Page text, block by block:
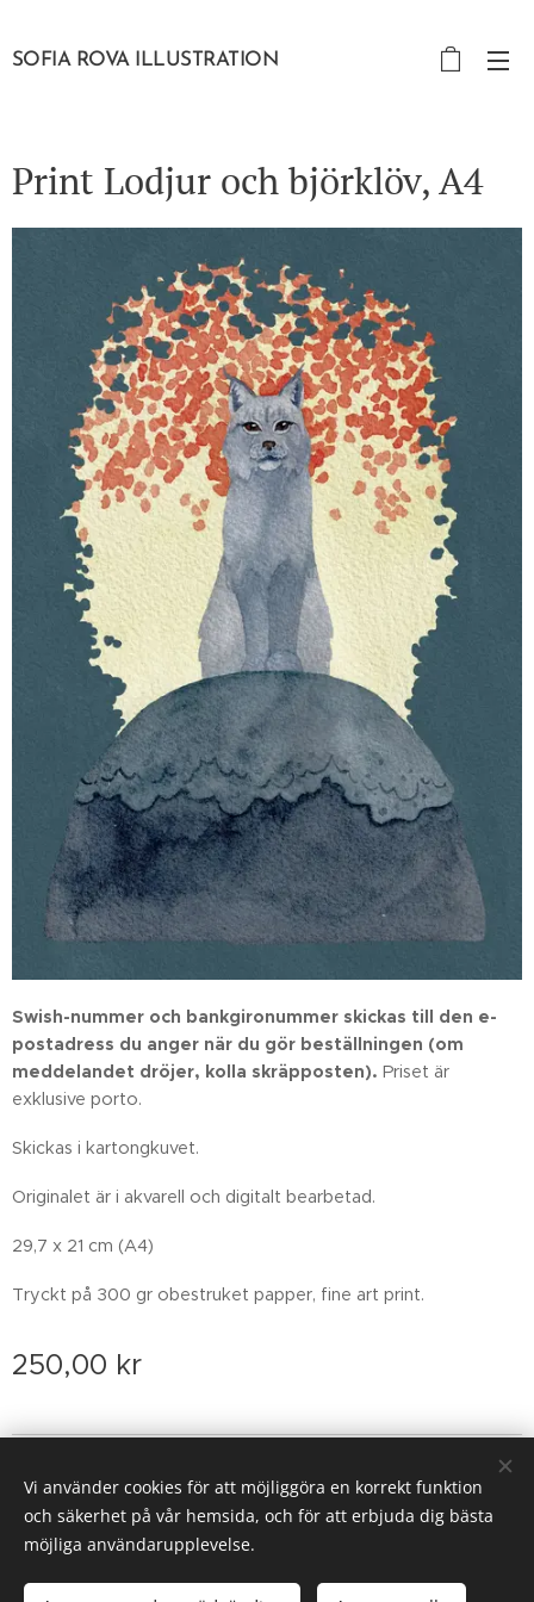
SOFIA ROVA ILLUSTRATION
Print Lodjur och björklöv, A4
Swish-nummer och bankgironummer skickas till den e-
postadress du anger när du gör beställningen (om
meddelandet dröjer, kolla skräpposten). Priset är
exklusive porto.
Skickas i kartongkuvet.
Originalet är i akvarell och digitalt bearbetad.
29,7 x 21 cm (A4)
Tryckt på 300 gr obestruket papper, fine art print.
250,00 kr
Cookies
Vi använder cookies för att möjliggöra en korrekt funktion
och säkerhet på vår hemsida, och för att erbjuda dig bästa
möjliga användarupplevelse.